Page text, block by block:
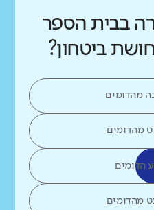
בבית הספר
ביטחון?
מהדומים
מהדומים
הדומים
מהדומים